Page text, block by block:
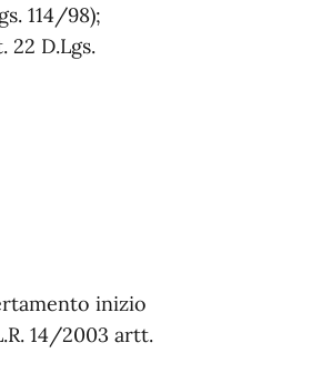
114/98);
22 D.Lgs.
inizio
14/2003 artt.